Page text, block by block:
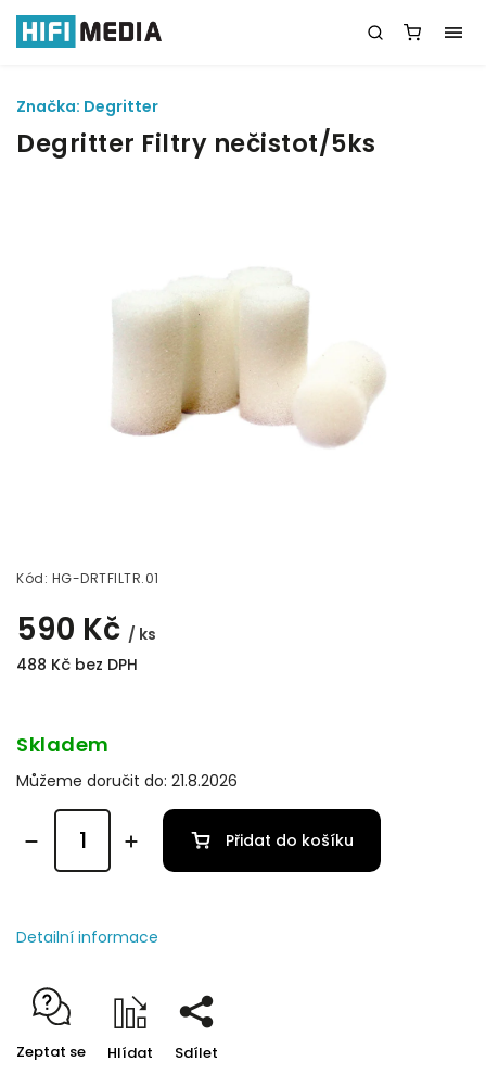
Degritter Filtry nečistot/5ks
Kód: HG-DRTFILTR.01
590 Kč / ks
488 Kč bez DPH
Značka: Degritter
Skladem
Můžeme doručit do: 21.8.2026
Přidat do košíku
Detailní informace
Zeptat se Hlídat Sdílet